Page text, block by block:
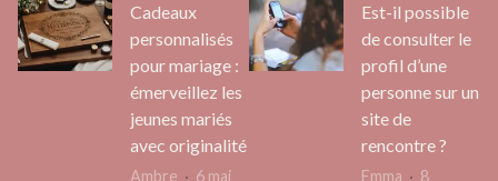
portes
d’entrée
en
bois
vitré
Cadeaux
personnalisés
pour mariage :
émerveillez les
jeunes mariés
avec originalité
Ambre
6 mai
Est-il possible
de consulter le
profil d’une
personne sur un
site de
rencontre ?
Emma
8